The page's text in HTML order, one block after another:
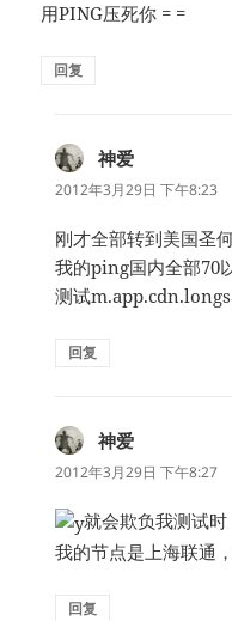
用PING压死你 = =
回复
神爱
道：
2012年3月29日 下午8:23
刚才全部转到美国圣
我的ping国内全部70
测试
回复
神爱
道：
2012年3月29日 下午8:27
就会欺负我测试时
我的节点是上海联通
回复